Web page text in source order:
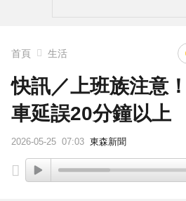
首頁 生活
快訊／上班族注意
車延誤20分鐘以上
2026-05-25 07:03 東森新聞